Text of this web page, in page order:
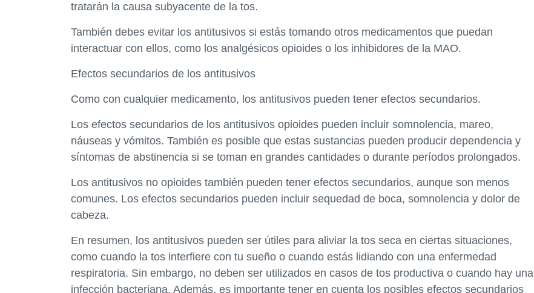
tratarán la causa subyacente de la tos.
También debes evitar los antitusivos si estás tomando otros medicamentos que puedan
interactuar con ellos, como los analgésicos opioides o los inhibidores de la MAO.
Efectos secundarios de los antitusivos
Como con cualquier medicamento, los antitusivos pueden tener efectos secundarios.
Los efectos secundarios de los antitusivos opioides pueden incluir somnolencia, mareo,
náuseas y vómitos. También es posible que estas sustancias pueden producir dependencia y
síntomas de abstinencia si se toman en grandes cantidades o durante períodos prolongados.
Los antitusivos no opioides también pueden tener efectos secundarios, aunque son menos
comunes. Los efectos secundarios pueden incluir sequedad de boca, somnolencia y dolor de
cabeza.
En resumen, los antitusivos pueden ser útiles para aliviar la tos seca en ciertas situaciones,
como cuando la tos interfiere con tu sueño o cuando estás lidiando con una enfermedad
respiratoria. Sin embargo, no deben ser utilizados en casos de tos productiva o cuando hay una
infección bacteriana. Además, es importante tener en cuenta los posibles efectos secundarios